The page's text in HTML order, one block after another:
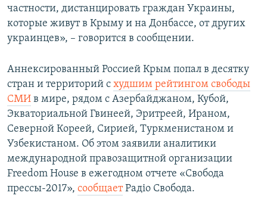
частности, дистанцировать граждан Украины,
которые живут в Крыму и на Донбассе, от других
украинцев», – говорится в сообщении.
Аннексированный Россией Крым попал в десятку
стран и территорий с худшим рейтингом свободы
СМИ в мире, рядом с Азербайджаном, Кубой,
Экваториальной Гвинеей, Эритреей, Ираном,
Северной Кореей, Сирией, Туркменистаном и
Узбекистаном. Об этом заявили аналитики
международной правозащитной организации
Freedom House в ежегодном отчете «Свобода
прессы-2017», сообщаетРадіо Свобода.